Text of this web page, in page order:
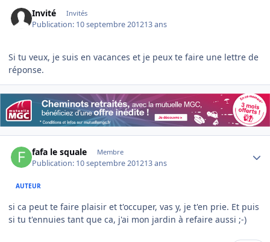
Invité Invités
Publication: 10 septembre 201213 ans
Si tu veux, je suis en vacances et je peux te faire une lettre de
réponse.
fafa le squale Membre
Publication: 10 septembre 201213 ans
AUTEUR
si ca peut te faire plaisir et t'occuper, vas y, je t'en prie. Et puis
si tu t'ennuies tant que ca, j'ai mon jardin à refaire aussi ;-)